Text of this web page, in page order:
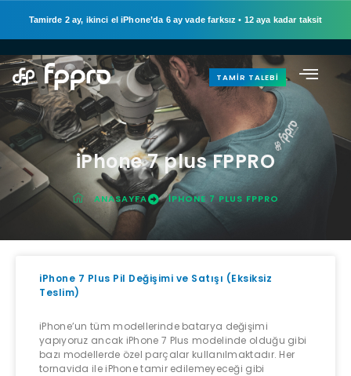
Tamirde 2 ay, ikinci el iPhone’da 6 ay vade farksız • 12 aya kadar taksit
TAMIR TALEBI
iPhone 7 plus FPPRO
ANASAYFA IPHONE 7 PLUS FPPRO
iPhone 7 Plus Pil Değişimi ve Satışı (Eksiksiz
Teslim)
iPhone’un tüm modellerinde batarya değişimi
yapıyoruz ancak iPhone 7 Plus modelinde olduğu gibi
bazı modellerde özel parçalar kullanılmaktadır. Her
tornavida ile iPhone tamir edilemeyeceği gibi